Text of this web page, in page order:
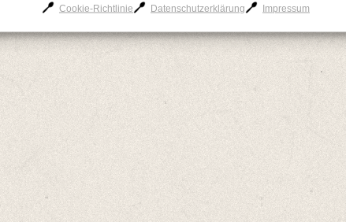
Cookie-Richtlinie Datenschutzerklärung Impressum